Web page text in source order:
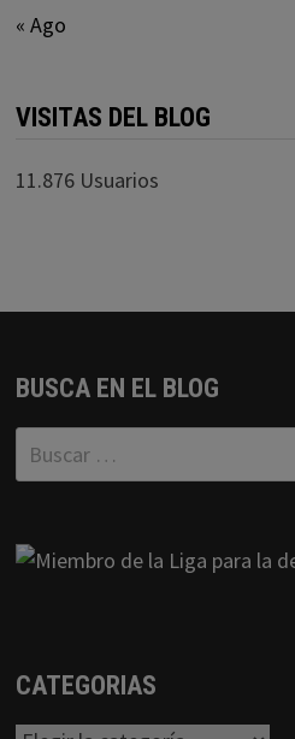
« Ago
VISITAS DEL BLOG
11.876 Usuarios
BUSCA EN EL BLOG
Buscar:
CATEGORIAS